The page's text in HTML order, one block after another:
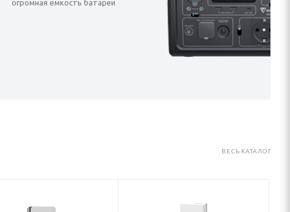
огромная ёмкость батареи
ВЕСЬ КАТАЛОГ